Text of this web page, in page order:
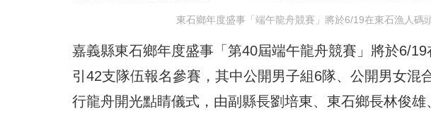
東石鄉年度盛事「端午龍舟競賽」將於6/19在東石漁人碼
嘉義縣東石鄉年度盛事「第40屆端午龍舟競賽」將於6/
引42支隊伍報名參賽，其中公開男子組6隊、公開男女混
行龍舟開光點睛儀式，由副縣長劉培東、東石鄉長林俊雄